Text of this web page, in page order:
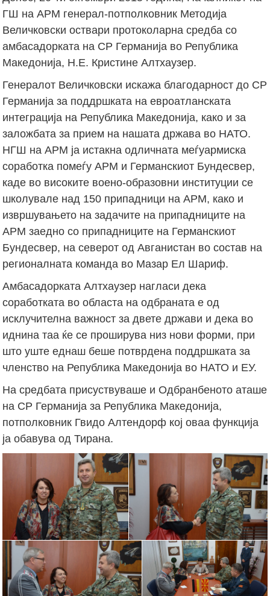
ГШ на АРМ генерал-потполковник Методија
Величковски оствари протоколарна средба со
амбасадорката на СР Германија во Република
Македонија, Н.Е. Кристине Алтхаузер.
Генералот Величковски искажа благодарност до СР
Германија за поддршката на евроатланската
интеграција на Република Македонија, како и за
заложбата за прием на нашата држава во НАТО.
НГШ на АРМ ја истакна одличната меѓуармиска
соработка помеѓу АРМ и Германскиот Бундесвер,
каде во високите воено-образовни институции се
школувале над 150 припадници на АРМ, како и
извршувањето на задачите на припадниците на
АРМ заедно со припадниците на Германскиот
Бундесвер, на северот од Авганистан во состав на
регионалната команда во Мазар Ел Шариф.
Амбасадорката Алтхаузер нагласи дека
соработката во областа на одбраната е од
исклучителна важност за двете држави и дека во
иднина таа ќе се проширува низ нови форми, при
што уште еднаш беше потврдена поддршката за
членство на Република Македонија во НАТО и ЕУ.
На средбата присуствуваше и Одбранбеното аташе
на СР Германија за Република Македонија,
потполковник Гвидо Алтендорф кој оваа функција
ја обавува од Тирана.